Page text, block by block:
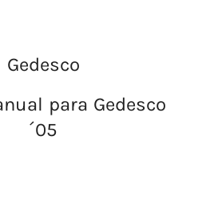
Gedesco
para Gedesco
´05